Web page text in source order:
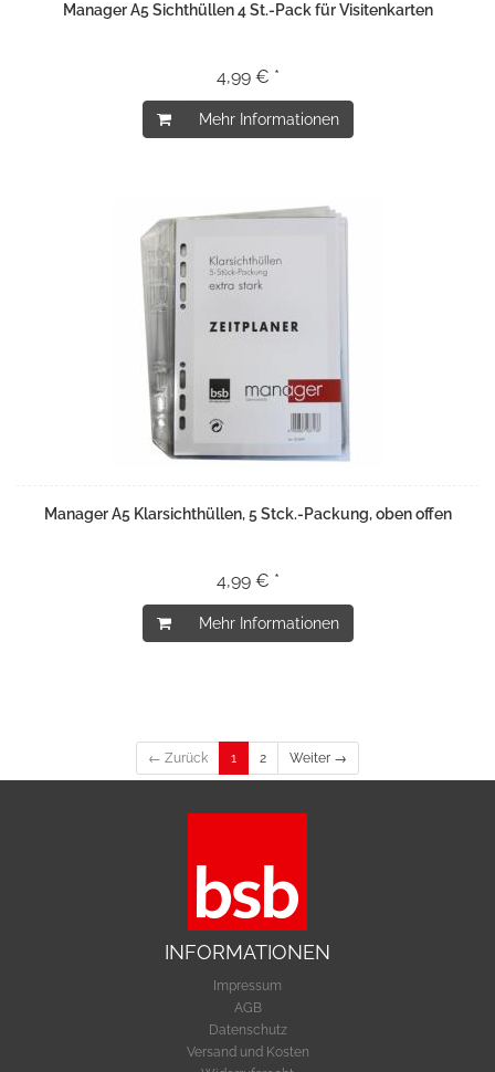
Manager A5 Sichthüllen 4 St.-Pack für Visitenkarten
4,99 € *
Mehr Informationen
Manager A5 Klarsichthüllen, 5 Stck.-Packung, oben offen
4,99 € *
Mehr Informationen
← Zurück 1 2 Weiter →
INFORMATIONEN
Impressum
AGB
Datenschutz
Versand und Kosten